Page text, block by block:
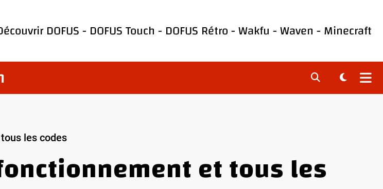
DOFUS-DOFUS Touch-DOFUS Rétro-Wakfu-Waven-Minecraft
les codes
et tous les